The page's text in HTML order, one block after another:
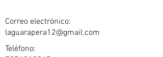
Correo electrónico:
laguarapera12@gmail.com
Teléfono: